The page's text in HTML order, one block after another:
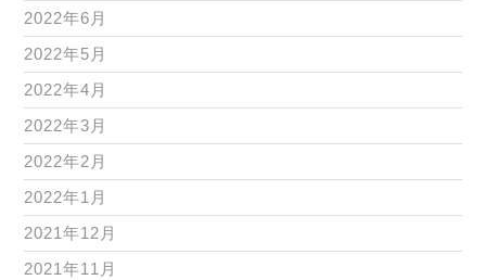
2022年6月
2022年5月
2022年4月
2022年3月
2022年2月
2022年1月
2021年12月
2021年11月